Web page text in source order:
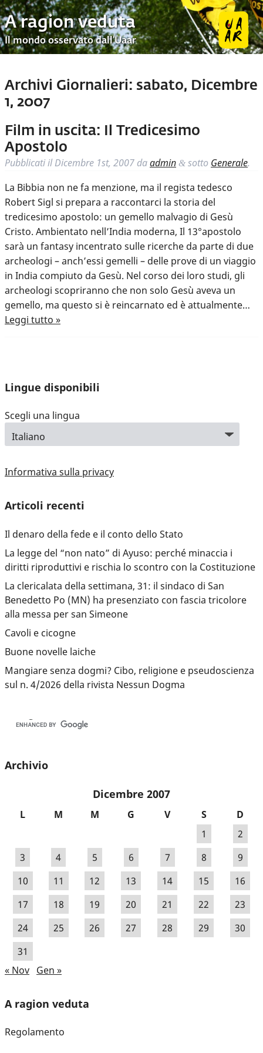
A ragion veduta
Il mondo osservato dall’Uaar
Archivi Giornalieri: sabato, Dicembre
1, 2007
Film in uscita: Il Tredicesimo
Apostolo
Pubblicati ilDicembre 1st, 2007 daadmin & sotto Generale.
La Bibbia non ne fa menzione, ma il regista tedesco
Robert Sigl si prepara a raccontarci la storia del
tredicesimo apostolo: un gemello malvagio di Gesù
Cristo. Ambientato nell’India moderna, Il 13°apostolo
sarà un fantasy incentrato sulle ricerche da parte di due
archeologi – anch’essi gemelli – delle prove di un viaggio
in India compiuto da Gesù. Nel corso dei loro studi, gli
archeologi scopriranno che non solo Gesù aveva un
gemello, ma questo si è reincarnato ed è attualmente…
Leggi tutto »
Lingue disponibili
Scegli una lingua
Informativa sulla privacy
Articoli recenti
Il denaro della fede e il conto dello Stato
La legge del “non nato” di Ayuso: perché minaccia i
diritti riproduttivi e rischia lo scontro con la Costituzione
La clericalata della settimana, 31: il sindaco di San
Benedetto Po (MN) ha presenziato con fascia tricolore
alla messa per san Simeone
Cavoli e cicogne
Buone novelle laiche
Mangiare senza dogmi? Cibo, religione e pseudoscienza
sul n. 4/2026 della rivista Nessun Dogma
Archivio
Dicembre 2007
L M M G V S
D
1
2
3
4 5 6 7 8
9
10
11 12 13 14 15
16
17
18 19 20 21 22
23
24
25 26 27 28 29
30
31
« Nov Gen »
A ragion veduta
Regolamento